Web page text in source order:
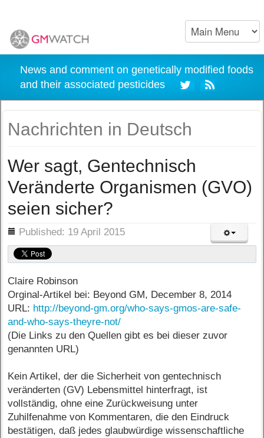
News and comment on genetically modified foods
and their associated pesticides
Nachrichten in Deutsch
Wer sagt, Gentechnisch
Veränderte Organismen (GVO)
seien sicher?
Published: 19 April 2015
Claire Robinson
Orginal-Artikel bei: Beyond GM, December 8, 2014
URL: http://beyond-gm.org/who-says-gmos-are-safe-
and-who-says-theyre-not/
(Die Links zu den Quellen gibt es bei dieser zuvor
genannten URL)
Kein Artikel, der die Sicherheit von gentechnisch
veränderten (GV) Lebensmittel hinterfragt, ist
vollständig, ohne eine Zurückweisung unter
Zuhilfenahme von Kommentaren, die den Eindruck
bestätigen, daß jedes glaubwürdige wissenschaftliche